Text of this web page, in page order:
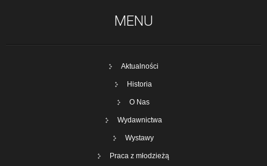
MENU
Aktualności
Historia
O Nas
Wydawnictwa
Wystawy
Praca z młodzieżą